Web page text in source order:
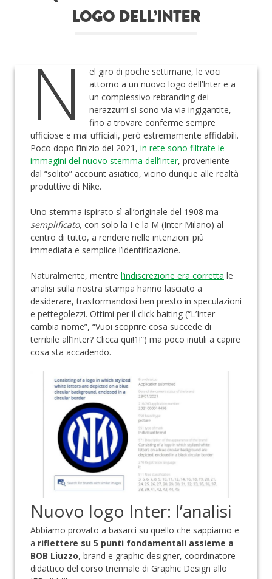
LOGO DELL’INTER
N
el giro di poche settimane, le voci
attorno a un nuovo logo dell’Inter e a
un complessivo rebranding dei
nerazzurri si sono via via ingigantite,
fino a trovare conferme sempre
ufficiose e mai ufficiali, però estremamente affidabili.
Poco dopo l’inizio del 2021, in rete sono filtrate le
immagini del nuovo stemma dell’Inter, proveniente
dal “solito” account asiatico, vicino dunque alle realtà
produttive di Nike.
Uno stemma ispirato sì all’originale del 1908 ma
semplificato, con solo la I e la M (Inter Milano) al
centro di tutto, a rendere nelle intenzioni più
immediata e semplice l’identificazione.
Naturalmente, mentre l’indiscrezione era corretta le
analisi sulla nostra stampa hanno lasciato a
desiderare, trasformandosi ben presto in speculazioni
e pettegolezzi. Ottimi per il click baiting (“L’Inter
cambia nome”, “Vuoi scoprire cosa succede di
terribile all’Inter? Clicca qui!1!”) ma poco inutili a capire
cosa sta accadendo.
Nuovo logo Inter: l’analisi
Abbiamo provato a basarci su quello che sappiamo e
a riflettere su 5 punti fondamentali assieme a
BOB Liuzzo, brand e graphic designer, coordinatore
didattico del corso triennale di Graphic Design allo